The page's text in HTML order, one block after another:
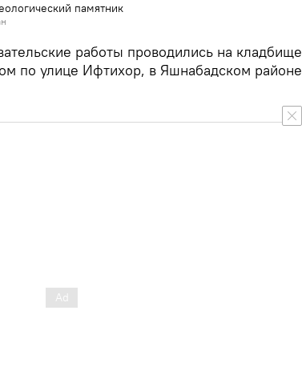
памятник
работы проводились на кладбище
по улице Ифтихор, в Яшнабадском районе